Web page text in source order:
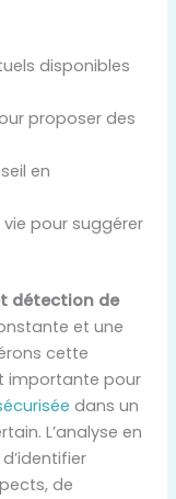
disponibles
proposer des
en
pour suggérer
détection de
et une
cette
importante pour
dans un
L’analyse en
de